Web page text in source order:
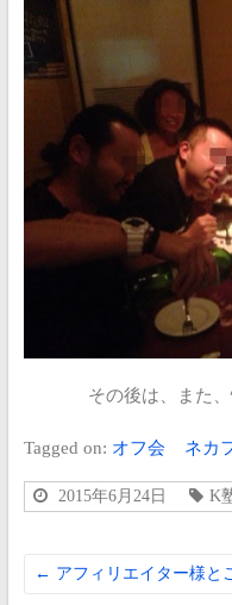
その後は、また
Tagged on: オフ会 ネカ
2015年6月24日 K
← アフィリエイター様と